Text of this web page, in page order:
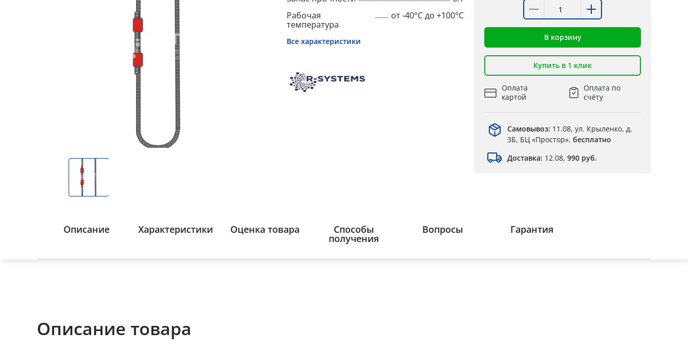
Рабочая
температура
от -40°C до +100°C
Все характеристики В корзину
Купить в 1 клик
Оплата
картой
Оплата по
счёту
Самовывоз: 11.08, ул. Крыленко, д.
3Б, БЦ «Простор», бесплатно
Доставка: 12.08, 990 руб.
Описание Характеристики Оценка товара Способы
получения
Вопросы Гарантия
Описание товара